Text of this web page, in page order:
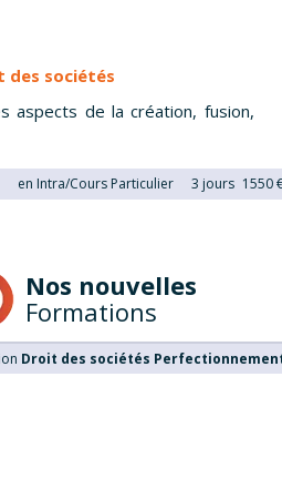
des sociétés
aspects de la création, fusion,
en Intra/Cours Particulier 3 jours 1550
Nos nouvelles
Formations
Droit des sociétés